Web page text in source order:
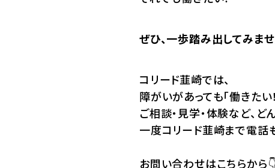
ぜひ、一歩踏み出してみま
コリード韮崎では、
障がいがあっても「働きたい
ご相談・見学・体験など、
一度コリード韮崎まで電話
お問い合わせはこちらから👇